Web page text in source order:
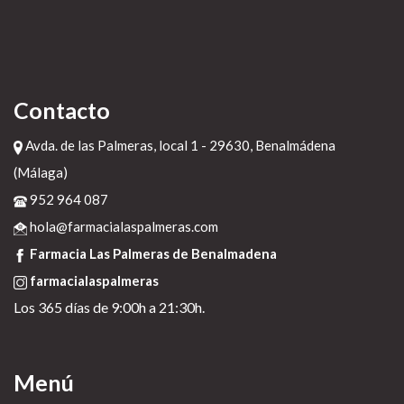
Contacto
Avda. de las Palmeras, local 1 - 29630, Benalmádena
(Málaga)
952 964 087
hola@farmacialaspalmeras.com
Farmacia Las Palmeras de Benalmadena
farmacialaspalmeras
Los 365 días de 9:00h a 21:30h.
Menú